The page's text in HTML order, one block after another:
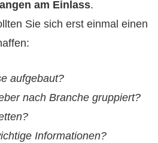
am Einlass.
Sie sich erst einmal einen
aufgebaut?
nach Branche gruppiert?
Informationen?